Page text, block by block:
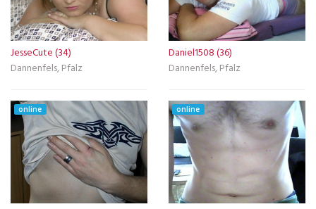
JesseCute (34)
Dannenfels, Pfalz
Daniel1508 (36)
Dannenfels, Pfalz
online online